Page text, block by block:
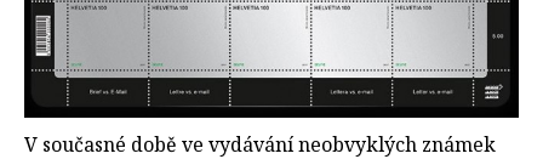
V současné době ve vydávání neobvyklých známek